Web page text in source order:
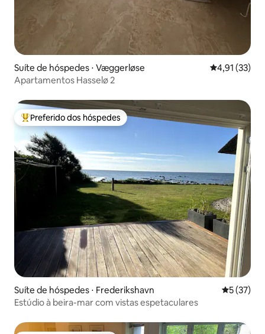
Suíte de hóspedes ⋅ Væggerløse 4,91 de uma
4,91 (33)
Apartamentos Hasselø 2
Entre os melhores preferidos dos hóspedes
Preferido dos hóspedes
Suíte de hóspedes ⋅ Frederikshavn 5 de uma
5 (37)
Estúdio à beira-mar com vistas espetaculares